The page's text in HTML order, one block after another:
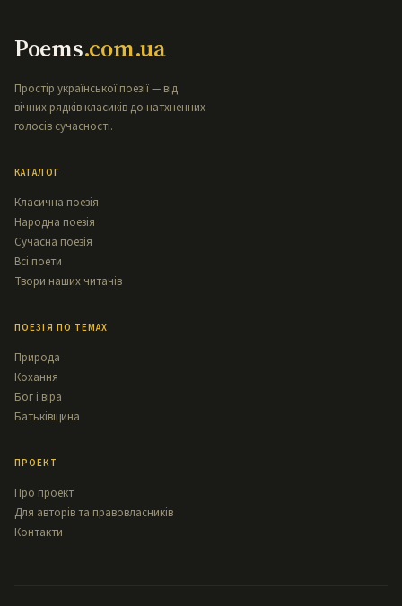
Poems.com.ua
Простір української поезії — від
вічних рядків класиків до натхненних
голосів сучасності.
КАТАЛОГ
Класична поезія
Народна поезія
Сучасна поезія
Всі поети
Твори наших читачів
ПОЕЗІЯ ПО ТЕМАХ
Природа
Кохання
Бог і віра
Батьківщина
ПРОЕКТ
Про проект
Для авторів та правовласників
Контакти